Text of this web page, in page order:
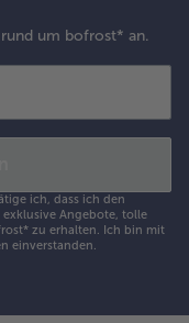
um bofrost* an.
ich, dass ich den
Angebote, tolle
zu erhalten. Ich bin mit
einverstanden.